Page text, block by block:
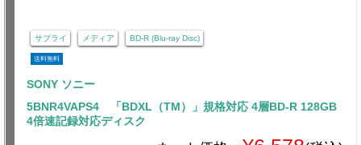
サプライ メディア BD-R (Blu-ray Disc)
送料無料
SONY ソニー
5BNR4VAPS4 「BDXL（TM）」規格対応 4層BD-R 128GB
4倍速記録対応ディスク